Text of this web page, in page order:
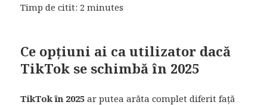
Timp de citit: 2 minutes
Ce opțiuni ai ca utilizator dacă
TikTok se schimbă în 2025
TikTok în 2025 ar putea arăta complet diferit față